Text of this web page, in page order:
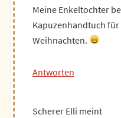
Meine Enkeltochter
Kapuzenhandtuch
Weihnachten.
Antworten
Scherer Elli meint